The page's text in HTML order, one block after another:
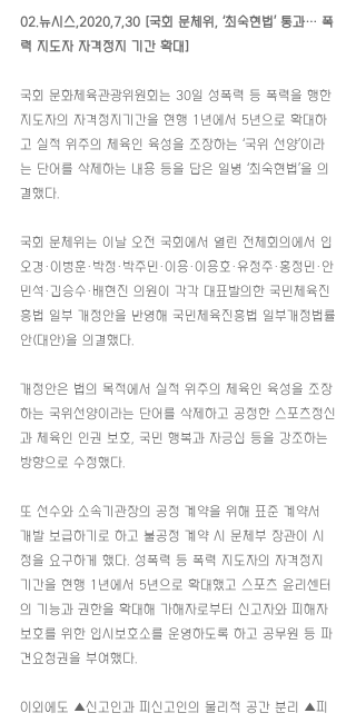
02.뉴시스,2020,7,30 [국회 문체위, ‘최숙현법’ 통과… 폭
력 지도자 자격정지 기간 확대 ]
국회 문화체육관광위원회는 30일 성폭력 등 폭력을 행한
지도자의 자격정지기간을 현행 1년에서 5년으로 확대하
고 실적 위주의 체육인 육성을 조장하는 ‘국위 선양’이라
는 단어를 삭제하는 내용 등을 담은 일명 ‘최숙현법’을 의
결했다.
국회 문체위는 이날 오전 국회에서 열린 전체회의에서 임
오경·이병훈·박정·박주민·이용·이용호·유정주·홍정민·안
민석·김승수·배현진 의원이 각각 대표발의한 국민체육진
흥법 일부 개정안을 반영해 국민체육진흥법 일부개정법률
안(대안)을 의결했다.
개정안은 법의 목적에서 실적 위주의 체육인 육성을 조장
하는 국위선양이라는 단어를 삭제하고 공정한 스포츠정신
과 체육인 인권 보호, 국민 행복과 자긍심 등을 강조하는
방향으로 수정했다.
또 선수와 소속기관장의 공정 계약을 위해 표준 계약서
개발 보급하기로 하고 불공정 계약 시 문체부 장관이 시
정을 요구하게 했다. 성폭력 등 폭력 지도자의 자격정지
기간을 현행 1년에서 5년으로 확대했고 스포츠 윤리센터
의 기능과 권한을 확대해 가해자로부터 신고자와 피해자
보호를 위한 임시보호소를 운영하도록 하고 공무원 등 파
견요청권을 부여했다.
이외에도 ▲신고인과 피신고인의 물리적 공간 분리 ▲피